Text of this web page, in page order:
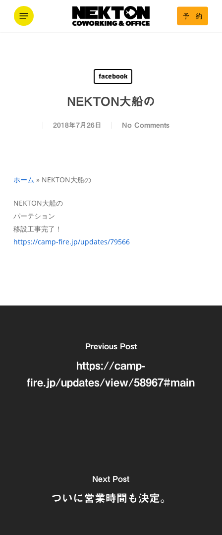
予 約
Menu
facebook
NEKTON大船の
2018年7月26日 No Comments
ホーム » NEKTON大船の
NEKTON大船の
パーテション
移設工事完了！
https://camp-fire.jp/updates/79566
Previous Post
https://camp-
fire.jp/updates/view/58967#main
Next Post
ついに営業時間も決定。